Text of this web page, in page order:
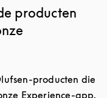
producten
producten die
Experience-app.